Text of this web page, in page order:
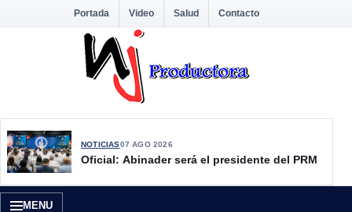
Portada Video Salud Contacto
NOTICIAS07 AGO 2026
Oficial: Abinader será el presidente del PRM
MENU